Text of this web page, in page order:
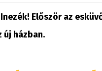
Először az
házban.